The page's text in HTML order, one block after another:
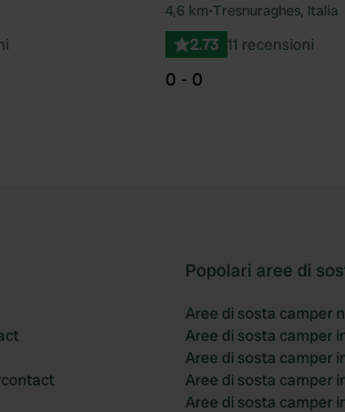
Preferito
4,6 km•Tresnuraghes, Italia
2.73 11 recensioni
0 - 0
Popolari aree di
Aree di sosta camper
Aree di sosta camper
Aree di sosta camper
Aree di sosta camper
Aree di sosta camper